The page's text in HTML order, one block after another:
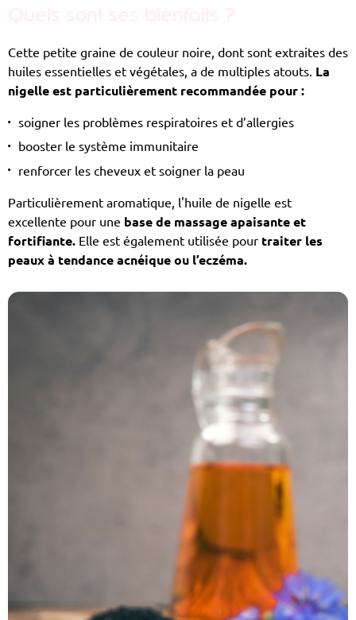
Cette petite graine de couleur noire, dont sont extraites des
huiles essentielles et végétales, a de multiples atouts. La
nigelle est particulièrement recommandée pour :
soigner les problèmes respiratoires et d’allergies
booster le système immunitaire
renforcer les cheveux et soigner la peau
Particulièrement aromatique, l'huile de nigelle est
excellente pour une base de massage apaisante et
fortifiante. Elle est également utilisée pour traiter les
peaux à tendance acnéique ou l’eczéma.